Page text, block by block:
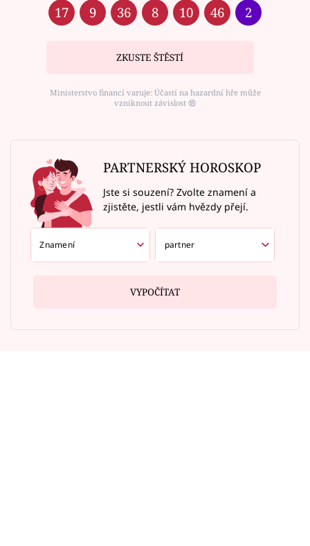
17 9 36 8 10 46 2
ZKUSTE ŠTĚSTÍ
Ministerstvo financí varuje: Účastí na hazardní hře může
vzniknout závislost ⑱
PARTNERSKÝ HOROSKOP
Jste si souzení? Zvolte znamení a
zjistěte, jestli vám hvězdy přejí.
VYPOČÍTAT